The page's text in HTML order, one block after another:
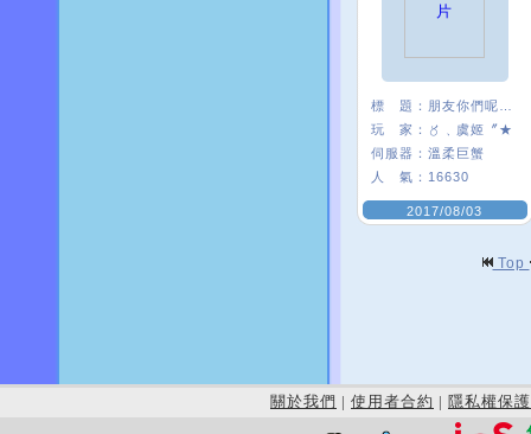
標 題：
玩 家：
〥﹑虞姬〞★
伺服器： 溫柔巨蟹
人 氣： 16630
2017/08/03
Top
關於我們 | 使用者合約 | 隱私權保護